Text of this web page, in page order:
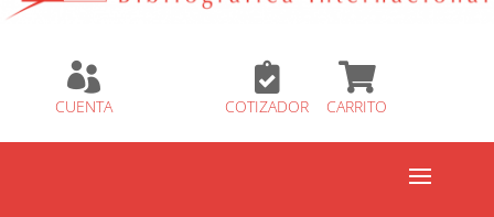

CUENTA

COTIZADOR

CARRITO